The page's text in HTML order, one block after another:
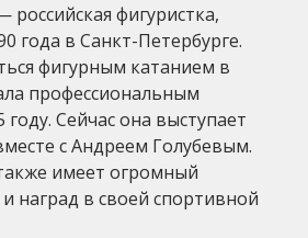
фигуристка,
года в Санкт-Петербурге.
фигурным катанием в
профессиональным
Сейчас она выступает
с Андреем Голубевым.
имеет огромный
наград в своей спортивной